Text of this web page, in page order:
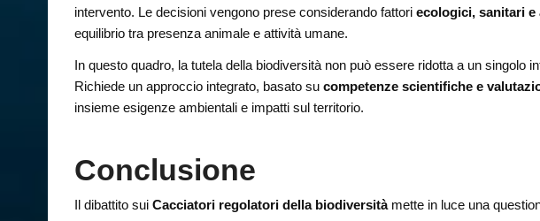
intervento. Le decisioni vengono prese considerando fattoriecologici, sanitari e
equilibrio tra presenza animale e attività umane.
In questo quadro, la tutela della biodiversità non può essere ridotta a un singolo
Richiede un approccio integrato, basato sucompetenze scientifiche e
insieme esigenze ambientali e impatti sul territorio.
Conclusione
Il dibattito suiCacciatori regolatori della biodiversitàmette in luce una